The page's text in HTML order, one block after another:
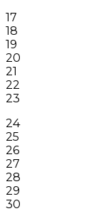
17
18
19
20
21
22
23
24
25
26
27
28
29
30